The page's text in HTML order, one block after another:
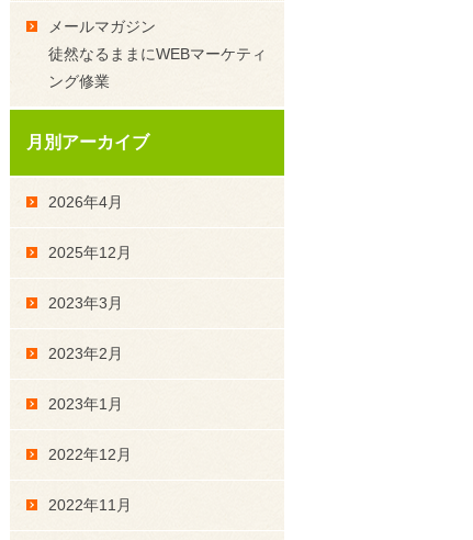
メールマガジン
徒然なるままにWEBマーケティ
ング修業
月別アーカイブ
2026年4月
2025年12月
2023年3月
2023年2月
2023年1月
2022年12月
2022年11月